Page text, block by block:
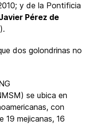
y de la Pontificia
Pérez de
dos golondrinas no
se ubica en
con
19 mejicanas, 16